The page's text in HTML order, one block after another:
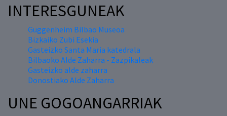
INTERESGUNEAK
Guggenheim Bilbao Museoa
Bizkaiko Zubi Esekia
Gasteizko Santa Maria katedrala
Bilbaoko Alde Zaharra - Zazpikaleak
Gasteizko alde zaharra
Donostiako Alde Zaharra
UNE GOGOANGARRIAK